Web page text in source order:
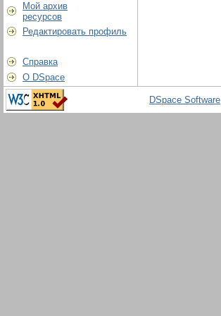
Мой архив
ресурсов
Редактировать профиль
Справка
О DSpace
DSpace Software